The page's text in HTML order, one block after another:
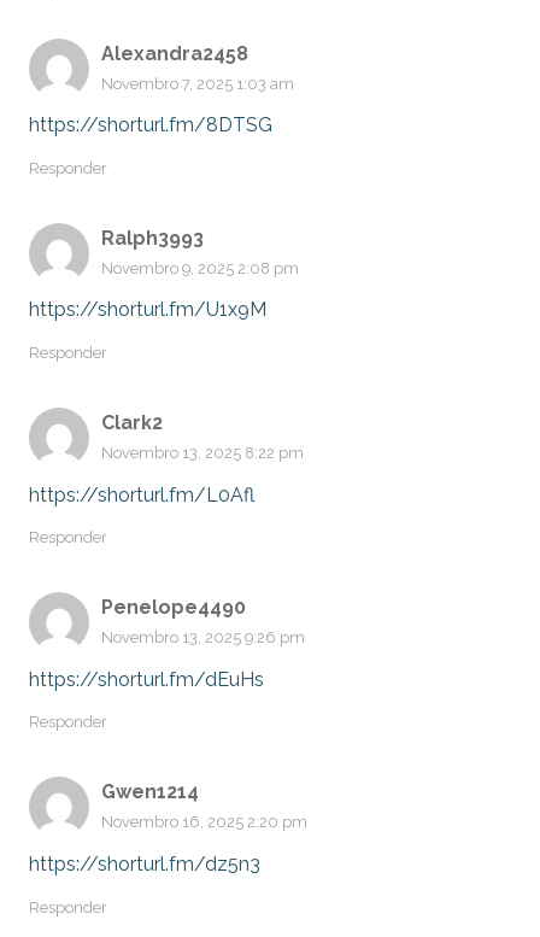
Alexandra2458
Novembro 7, 2025 1:03 am
https://shorturl.fm/8DTSG
Responder
Ralph3993
Novembro 9, 2025 2:08 pm
https://shorturl.fm/U1x9M
Responder
Clark2
Novembro 13, 2025 8:22 pm
https://shorturl.fm/L0Afl
Responder
Penelope4490
Novembro 13, 2025 9:26 pm
https://shorturl.fm/dEuHs
Responder
Gwen1214
Novembro 16, 2025 2:20 pm
https://shorturl.fm/dz5n3
Responder